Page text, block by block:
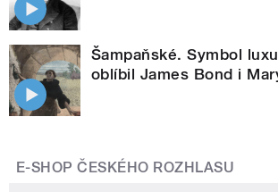
Šampaňské. Symbol
oblíbil James Bond i
E-SHOP ČESKÉHO ROZHLASU